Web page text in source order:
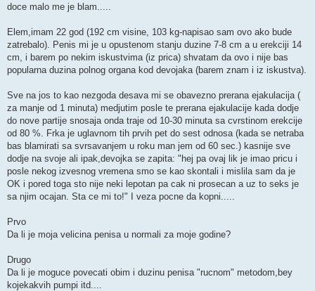
doce malo me je blam.....
Elem,imam 22 god (192 cm visine, 103 kg-napisao sam ovo ako bude
zatrebalo). Penis mi je u opustenom stanju duzine 7-8 cm a u erekciji 14
cm, i barem po nekim iskustvima (iz prica) shvatam da ovo i nije bas
popularna duzina polnog organa kod devojaka (barem znam i iz iskustva).
Sve na jos to kao nezgoda desava mi se obavezno prerana ejakulacija (
za manje od 1 minuta) medjutim posle te prerana ejakulacije kada dodje
do nove partije snosaja onda traje od 10-30 minuta sa cvrstinom erekcije
od 80 %. Frka je uglavnom tih prvih pet do sest odnosa (kada se netraba
bas blamirati sa svrsavanjem u roku man jem od 60 sec.) kasnije sve
dodje na svoje ali ipak,devojka se zapita: "hej pa ovaj lik je imao pricu i
posle nekog izvesnog vremena smo se kao skontali i mislila sam da je
OK i pored toga sto nije neki lepotan pa cak ni prosecan a uz to seks je
sa njim ocajan. Sta ce mi to!" I veza pocne da kopni.....
Prvo
Da li je moja velicina penisa u normali za moje godine?
Drugo
Da li je moguce povecati obim i duzinu penisa "rucnom" metodom,bey
kojekakvih pumpi itd....